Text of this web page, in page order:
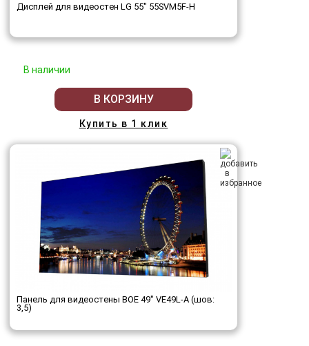
Дисплей для видеостен LG 55" 55SVM5F-H
В наличии
В КОРЗИНУ
Купить в 1 клик
Панель для видеостены BOE 49" VE49L-A (шов:
3,5)